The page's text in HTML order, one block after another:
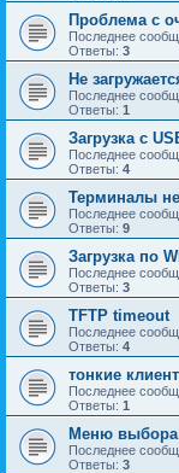
Проблема с
Последнее
Ответы: 3
Не
Последнее
Ответы: 1
Загрузка с
Последнее
Ответы: 4
Терминалы не
Последнее
Ответы: 9
Загрузка по
Последнее
Ответы: 3
TFTP timeout
Последнее
Ответы: 4
тонкие
Последнее
Ответы: 1
Меню выбора
Последнее
Ответы: 3